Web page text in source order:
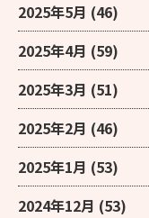
2025年5月 (46)
2025年4月 (59)
2025年3月 (51)
2025年2月 (46)
2025年1月 (53)
2024年12月 (53)